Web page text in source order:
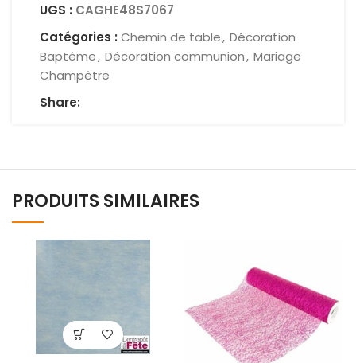
UGS : CAGHE48S7067
Catégories : Chemin de table, Décoration
Baptême, Décoration communion, Mariage
Champêtre
Share:
PRODUITS SIMILAIRES